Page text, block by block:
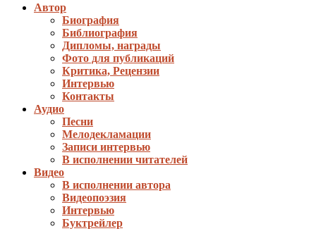
Автор
Биография
Библиография
Дипломы, награды
Фото для публикаций
Критика, Рецензии
Интервью
Контакты
Аудио
Песни
Мелодекламации
Записи интервью
В исполнении читателей
Видео
В исполнении автора
Видеопоэзия
Интервью
Буктрейлер